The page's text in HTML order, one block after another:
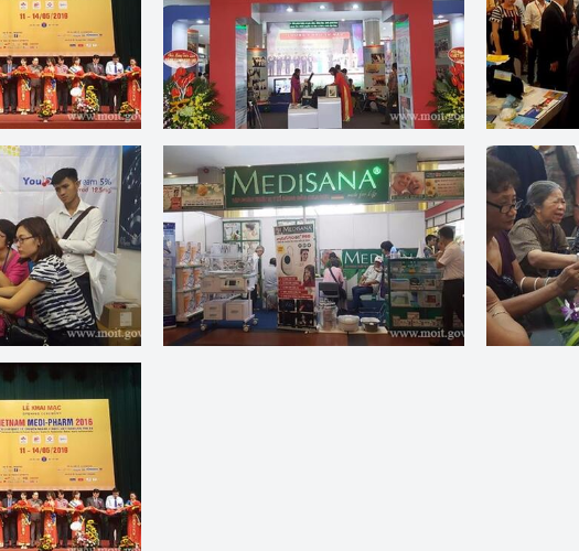
Hoạt động của Bộ trưởng
Công Thương - Công luận
Họp báo
Thông cáo báo chí
Điểm báo
Chuyển đổi số
Lịch sử phát triển
Bản tin Thị trường Nông Lâm Thủy sản
Phát triển nguồn nhân lực
Phát triển bền vững
Văn hóa ngành Công Thương
Tái cơ cấu ngành Công Thương
Quản lý thị trường
Sử dụng năng lượng tiết kiệm và